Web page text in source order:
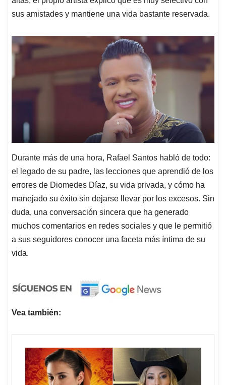
sus amistades y mantiene una vida bastante reservada.
Durante más de una hora, Rafael Santos habló de todo:
el legado de su padre, las lecciones que aprendió de los
errores de Diomedes Díaz, su vida privada, y cómo ha
manejado su éxito sin dejarse llevar por los excesos. Sin
duda, una conversación sincera que ha generado
muchos comentarios en redes sociales y que le permitió
a sus seguidores conocer una faceta más íntima de su
vida.
Vea también: